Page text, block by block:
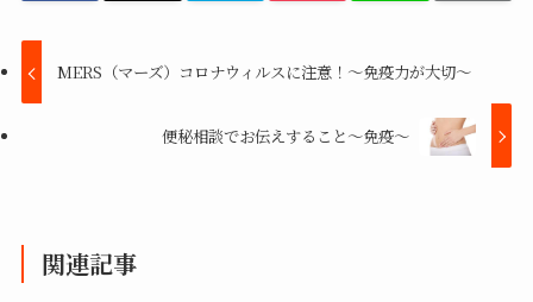
MERS（マーズ）コロナウィルスに注意！～免疫力が大切～
便秘相談でお伝えすること～免疫～
関連記事